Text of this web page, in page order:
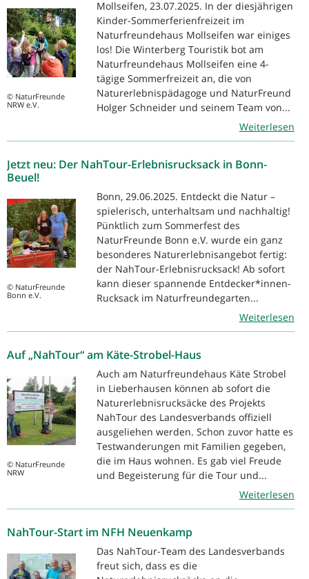
© NaturFreunde
NRW e.V.
Mollseifen, 23.07.2025. In der diesjährigen
Kinder-Sommerferienfreizeit im
Naturfreundehaus Mollseifen war einiges
los! Die Winterberg Touristik bot am
Naturfreundehaus Mollseifen eine 4-
tägige Sommerfreizeit an, die von
Naturerlebnispädagoge und NaturFreund
Holger Schneider und seinem Team von...
Weiterlesen
Jetzt neu: Der NahTour-Erlebnisrucksack in Bonn-
Beuel!
© NaturFreunde
Bonn e.V.
Bonn, 29.06.2025. Entdeckt die Natur –
spielerisch, unterhaltsam und nachhaltig!
Pünktlich zum Sommerfest des
NaturFreunde Bonn e.V. wurde ein ganz
besonderes Naturerlebnisangebot fertig:
der NahTour-Erlebnisrucksack! Ab sofort
kann dieser spannende Entdecker*innen-
Rucksack im Naturfreundegarten...
Weiterlesen
Auf „NahTour“ am Käte-Strobel-Haus
© NaturFreunde
NRW
Auch am Naturfreundehaus Käte Strobel
in Lieberhausen können ab sofort die
Naturerlebnisrucksäcke des Projekts
NahTour des Landesverbands offiziell
ausgeliehen werden. Schon zuvor hatte es
Testwanderungen mit Familien gegeben,
die im Haus wohnen. Es gab viel Freude
und Begeisterung für die Tour und...
Weiterlesen
NahTour-Start im NFH Neuenkamp
Das NahTour-Team des Landesverbands
freut sich, dass es die